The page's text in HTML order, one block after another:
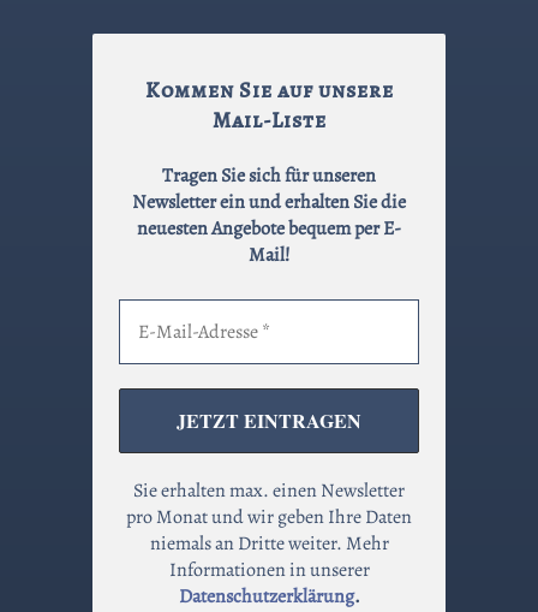
Kommen Sie auf unsere
Mail-Liste
Tragen Sie sich für unseren
Newsletter ein und erhalten Sie die
neuesten Angebote bequem per E-
Mail!
Sie erhalten max. einen Newsletter
pro Monat und wir geben Ihre Daten
niemals an Dritte weiter. Mehr
Informationen in unserer
Datenschutzerklärung.